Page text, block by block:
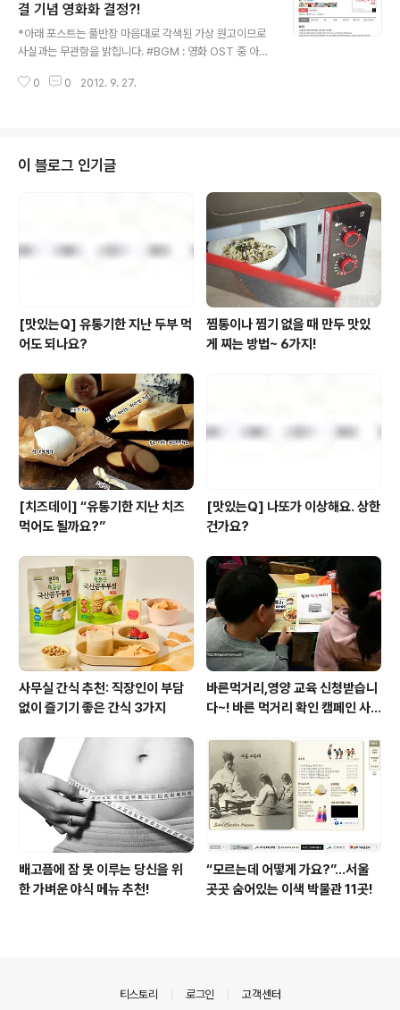
데요. 잠시 긴장이 감도는 방안을 힐끗, 돌아보았다. 언제나
그렇듯 간헐적인 수사[스노우앤 수사대 보러가기]가 끝난
후 이 방은 창고화 되어 가고 있었다. 킁킁, 그나저나 이 묘
하고 잔기침을 했다. - - ...반장님도 느끼셨..
결 기념 영화화 결정?!
*아래 포스트는 풀반장 마음대로 각색된 가상 원고이므로
사실과는 무관함을 밝힙니다. #BGM : 영화 OST 중 아무
스릴러!" 지난 7월 5일 첫회가 시작된 이후 장장 2개월에
로 구성된만큼 강력한 몰입도를 자랑하며 수많은 'PSI 홀
릭'을 양산했던 그 스토리! 이탈리아를 (글로만) 넘나드는
국제적 스케일과 마피아의 (역시 글로만) 등장으로 고조되
는 긴장감~! 그리고 묘령의 연구원까지.. 그야말로 '완벽'이
라는 수식어에 걸맞는 시나리오를 두고, 풀상에서는 과감
한 결정을 ..
0 0 2012. 9. 27.
이 블로그 인기글
[맛있는Q] 유통기한 지난 두부 먹
어도 되나요?
찜통이나 찜기 없을 때 만두 맛있
게 찌는 방법~ 6가지!
[치즈데이] “유통기한 지난 치즈
먹어도 될까요?”
[맛있는Q] 나또가 이상해요. 상한
건가요?
사무실 간식 추천: 직장인이 부담
없이 즐기기 좋은 간식 3가지
바른먹거리,영양 교육 신청받습니
다~! 바른 먹거리 확인 캠페인 사
배고픔에 잠 못 이루는 당신을 위
한 가벼운 야식 메뉴 추천!
“모르는데 어떻게 가요?”...서울
곳곳 숨어있는 이색 박물관 11곳!
티스토리 로그인 고객센터